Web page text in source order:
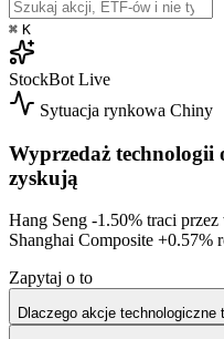
⌘ K
StockBot Live
Sytuacja rynkowa Chiny
Wyprzedaż technologii
zyskują
Hang Seng -1.50% traci
Shanghai Composite +0.57%
Zapytaj o to
Dlaczego akcje technologiczne